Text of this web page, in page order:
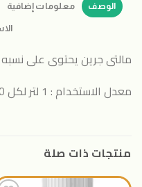
الوصف معلومات إضافية
مالتى جرين يحتوى على
معدل الاستخدام : 1 لتر لكل 300 لتر ماء
منتجات ذات صلة